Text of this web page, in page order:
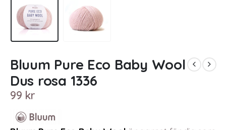
Bluum Pure Eco Baby Wool
Dus rosa 1336
99 kr